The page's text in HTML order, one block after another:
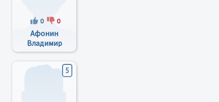
0 0
Афонин
Владимир
Александрович
5